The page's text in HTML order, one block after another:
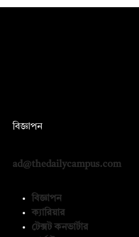
বিজ্ঞাপন
ad@thedailycampus.com
বিজ্ঞাপন
ক্যারিয়ার
টেক্সট কনভার্টার